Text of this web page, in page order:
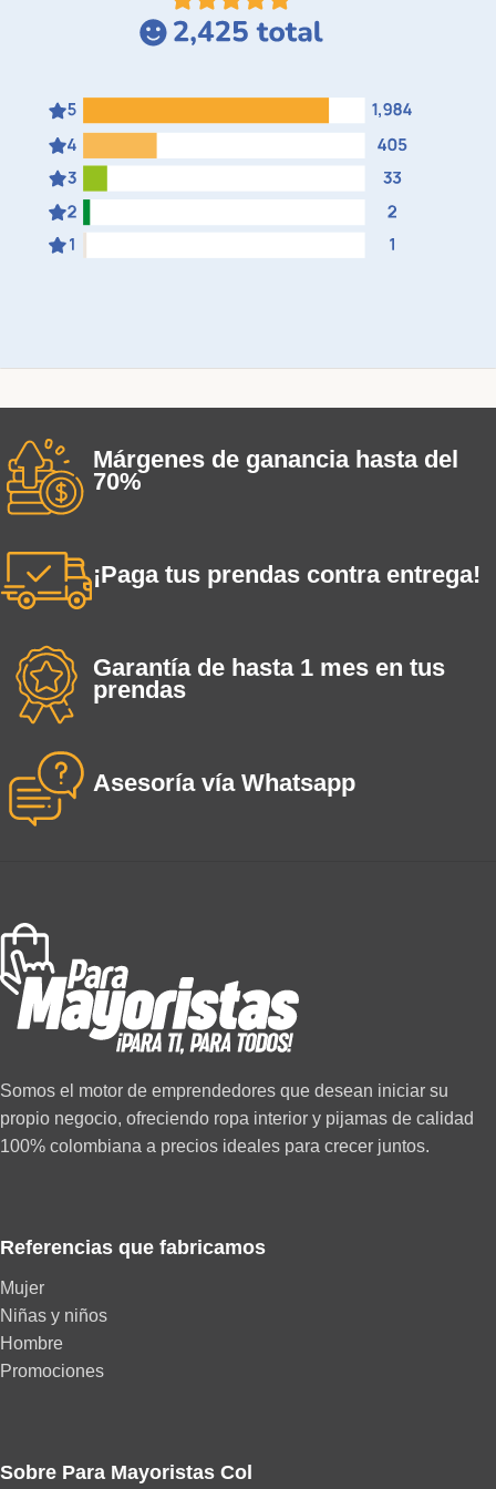
Márgenes de ganancia hasta del
70%
¡Paga tus prendas contra entrega!
Garantía de hasta 1 mes en tus
prendas
Asesoría vía Whatsapp
Somos el motor de emprendedores que desean iniciar su
propio negocio, ofreciendo ropa interior y pijamas de calidad
100% colombiana a precios ideales para crecer juntos.
Referencias que fabricamos
Mujer
Niñas y niños
Hombre
Promociones
Sobre Para Mayoristas Col